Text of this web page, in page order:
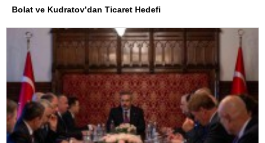
Bolat ve Kudratov’dan Ticaret Hedefi